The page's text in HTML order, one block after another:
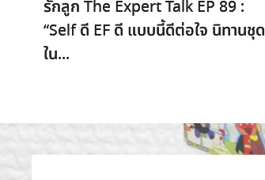
รักลูก The Expert Talk EP 89 :
“Self ดี EF ดี แบบนี้ดีต่อใจ นิทานชุด
ใน...